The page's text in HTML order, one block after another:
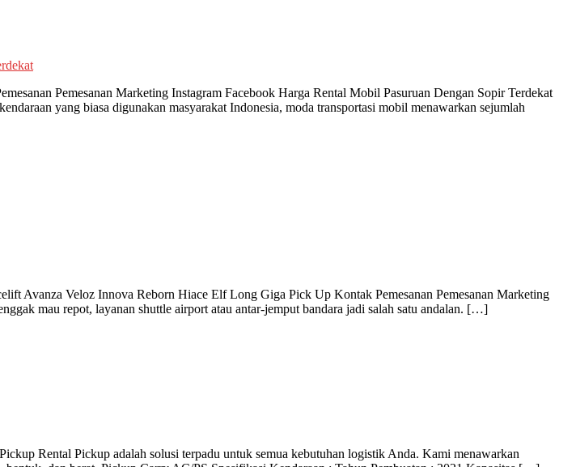
Pemesanan Marketing Instagram Facebook Harga Rental Mobil Pasuruan Dengan Sopir Terdekat
yang biasa digunakan masyarakat Indonesia, moda transportasi mobil menawarkan sejumlah
Avanza Veloz Innova Reborn Hiace Elf Long Giga Pick Up Kontak Pemesanan Pemesanan Marketing
mau repot, layanan shuttle airport atau antar-jemput bandara jadi salah satu andalan. […]
Rental Pickup adalah solusi terpadu untuk semua kebutuhan logistik Anda. Kami menawarkan